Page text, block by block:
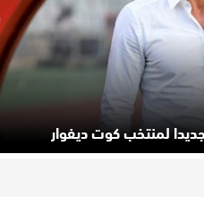
لمنتخب كوت ديفوار